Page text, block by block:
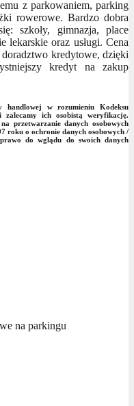
z parkowaniem, parking
rowerowe. Bardzo dobra
szkoły, gimnazja, place
lekarskie oraz usługi. Cena
kredytowe, dzięki
kredyt na zakup
handlowej w rozumieniu Kodeksu
ich osobistą weryfikację.
przetwarzanie danych osobowych
roku o ochronie danych osobowych /
do wglądu do swoich danych
na parkingu